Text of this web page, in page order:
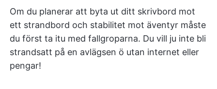
Om du planerar att byta ut ditt skrivbord mot
ett strandbord och stabilitet mot äventyr måste
du först ta itu med fallgroparna. Du vill ju inte bli
strandsatt på en avlägsen ö utan internet eller
pengar!